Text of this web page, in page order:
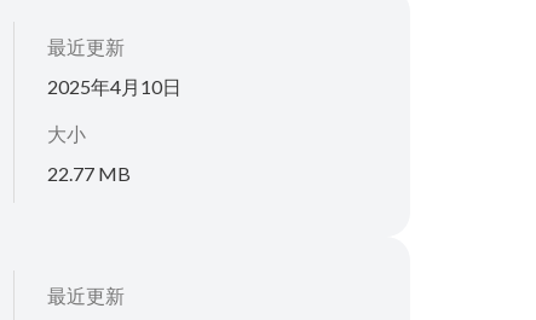
最近更新
2025年4月10日
大小
22.77 MB
最近更新